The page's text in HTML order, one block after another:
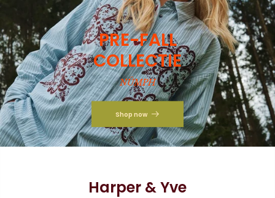
PRE-FALL
COLLECTIE
NÜMPH
Shop now
Harper & Yve